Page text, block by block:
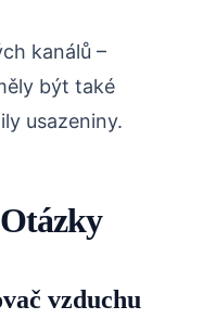
kanálů –
být také
usazeniny.
vzduchu